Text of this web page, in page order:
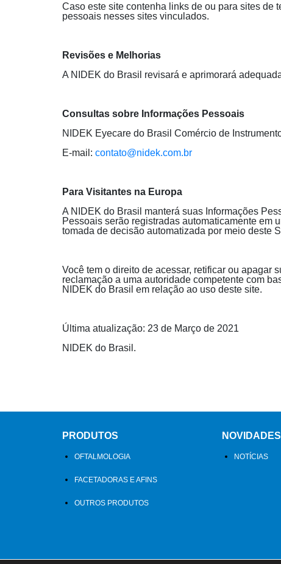
Caso este site contenha links de ou para sites de
pessoais nesses sites vinculados.
Revisões e Melhorias
A NIDEK do Brasil revisará e aprimorará
Consultas sobre Informações Pessoais
NIDEK Eyecare do Brasil Comércio de
E-mail: contato@nidek.com.br
Para Visitantes na Europa
A NIDEK do Brasil manterá suas Informações
Pessoais serão registradas automaticamente em
tomada de decisão automatizada por meio deste
Você tem o direito de acessar, retificar ou apagar
reclamação a uma autoridade competente com
NIDEK do Brasil em relação ao uso deste site.
Última atualização: 23 de Março de 2021
NIDEK do Brasil.
PRODUTOS
OFTALMOLOGIA
FACETADORAS E AFINS
OUTROS PRODUTOS
NOVIDADES
NOTÍCIAS